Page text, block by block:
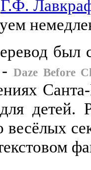
Г.Ф.
был
-Daze Before
детей.
весёлых